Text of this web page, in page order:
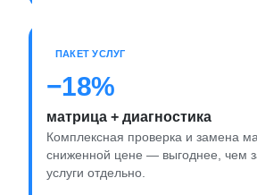
ПАКЕТ УСЛУГ
−18%
матрица + диагностика
Комплексная проверка и замена
сниженной цене — выгоднее, чем
услуги отдельно.